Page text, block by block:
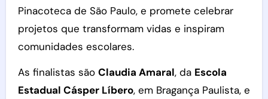
Pinacoteca de São Paulo, e promete celebrar
projetos que transformam vidas e inspiram
comunidades escolares.
As finalistas são Claudia Amaral, da Escola
Estadual Cásper Líbero, em Bragança Paulista, e